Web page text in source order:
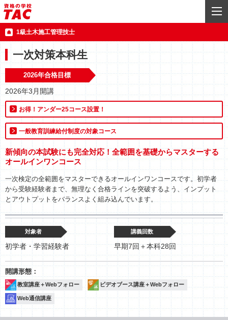
1級土木施工管理技士
一次対策本科生
2026年合格目標
2026年3月開講
お得！アンダー25コース設置！
一般教育訓練給付制度の対象コース
新傾向の本試験にも完全対応！全範囲を基礎からマスターする
オールインワンコース
一次検定の全範囲をマスターできるオールインワンコースです。初学者
から受験経験者まで、無理なく合格ラインを突破するよう、インプット
とアウトプットをバランスよく組み込んでいます。
対象者
初学者・学習経験者
講義回数
早期7回＋本科28回
教室講座＋Webフォロー ビデオブース講座＋Webフォロー
Web通信講座